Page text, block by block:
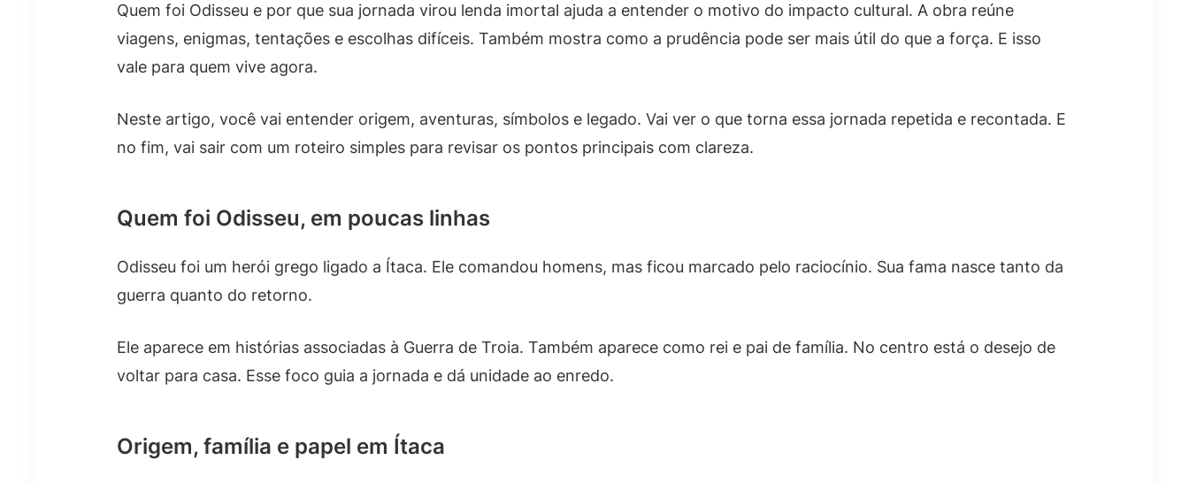
Quem foi Odisseu e por que sua jornada virou lenda imortal ajuda a entender o motivo do impacto cultural. A obra reúne
viagens, enigmas, tentações e escolhas difíceis. Também mostra como a prudência pode ser mais útil do que a força. E isso
vale para quem vive agora.
Neste artigo, você vai entender origem, aventuras, símbolos e legado. Vai ver o que torna essa jornada repetida e recontada. E
no fim, vai sair com um roteiro simples para revisar os pontos principais com clareza.
Quem foi Odisseu, em poucas linhas
Odisseu foi um herói grego ligado a Ítaca. Ele comandou homens, mas ficou marcado pelo raciocínio. Sua fama nasce tanto da
guerra quanto do retorno.
Ele aparece em histórias associadas à Guerra de Troia. Também aparece como rei e pai de família. No centro está o desejo de
voltar para casa. Esse foco guia a jornada e dá unidade ao enredo.
Origem, família e papel em Ítaca